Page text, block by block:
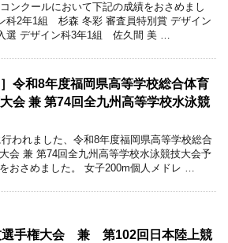
ンクールにおいて下記の成績をおさめまし
科2年1組 杉森 冬彩 審査員特別賞 デザイン
選 デザイン科3年1組 佐久間 美 …
令和8年度福岡県高等学校総合体育
会 兼 第74回全九州高等学校水泳競
われました、令和8年度福岡県高等学校総合
会 兼 第74回全九州高等学校水泳競技大会予
おさめました。 女子200m個人メドレ …
選手権大会 兼 第102回日本陸上競